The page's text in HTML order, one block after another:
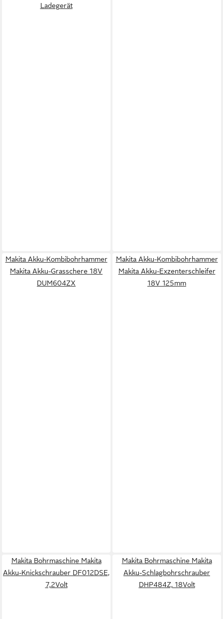
Ladegerät
Makita Akku-Kombibohrhammer
Makita Akku-Grasschere 18V
DUM604ZX
Makita Akku-Kombibohrhammer
Makita Akku-Exzenterschleifer
18V 125mm
Makita Bohrmaschine Makita
Akku-Knickschrauber DF012DSE,
7,2Volt
Makita Bohrmaschine Makita
Akku-Schlagbohrschrauber
DHP484Z, 18Volt